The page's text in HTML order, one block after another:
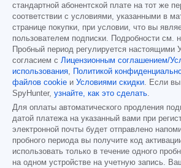
стандартной абонентской плате на тот же
соответствии с условиями, указанными в
странице покупки, при условии, что вы
пользователем подписки. Подробности см.
Пробный период регулируется настоящими
согласием с Лицензионным соглашением/
использования
Политикой
файлов cookie и Условиями скидки . Если
SpyHunter, узнайте, как это сделать
Для оплаты автоматического продления
датой платежа на указанный вами при
электронной почты будет отправлено
пробного периода вы получите код
использовать только в течение одного
на одном устройстве на учетную запись.